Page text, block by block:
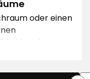
oder einen
klappbare